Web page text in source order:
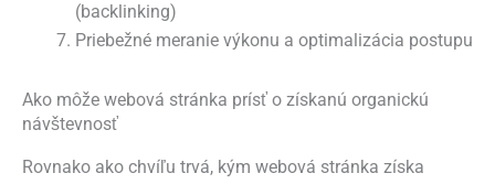
(backlinking)
Priebežné meranie výkonu a optimalizácia postupu
Ako môže webová stránka prísť o získanú organickú
návštevnosť
Rovnako ako chvíľu trvá, kým webová stránka získa